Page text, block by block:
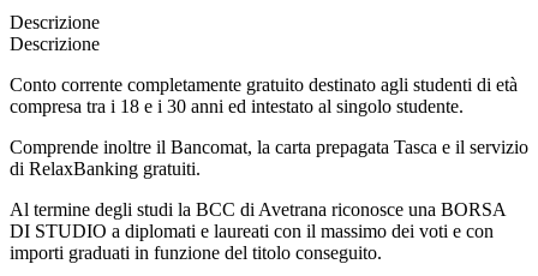
Descrizione
Descrizione
Conto corrente completamente gratuito destinato agli studenti di età
compresa tra i 18 e i 30 anni ed intestato al singolo studente.
Comprende inoltre il Bancomat, la carta prepagata Tasca e il servizio
di RelaxBanking gratuiti.
Al termine degli studi la BCC di Avetrana riconosce una BORSA
DI STUDIO a diplomati e laureati con il massimo dei voti e con
importi graduati in funzione del titolo conseguito.